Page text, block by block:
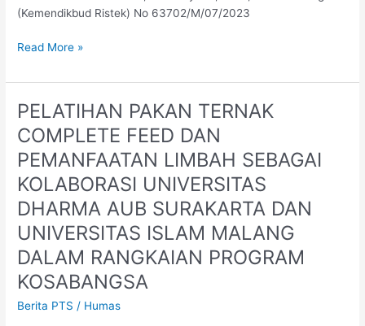
(Kemendikbud Ristek) No 63702/M/07/2023
Informatika
Read More »
PELATIHAN PAKAN TERNAK
COMPLETE FEED DAN
PEMANFAATAN LIMBAH SEBAGAI
KOLABORASI UNIVERSITAS
DHARMA AUB SURAKARTA DAN
UNIVERSITAS ISLAM MALANG
DALAM RANGKAIAN PROGRAM
KOSABANGSA
Berita PTS / Humas
PELATIHAN
PAKAN
TERNAK
COMPLETE
FEED
PEMANFAATAN
LIMBAH
SEBAGAI
KOLABORASI
UNIVERSITAS
DHARMA